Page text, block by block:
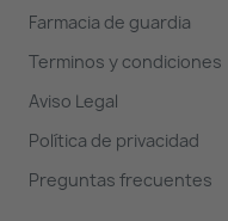
Farmacia de guardia
Terminos y condiciones
Aviso Legal
Política de privacidad
Preguntas frecuentes